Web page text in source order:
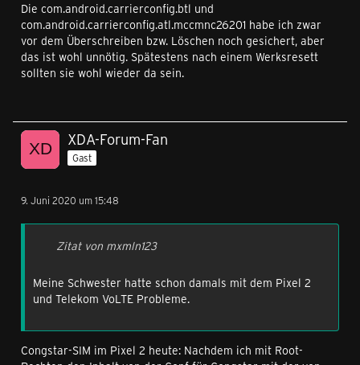
Die com.android.carrierconfig.btl und
com.android.carrierconfig.atl.mccmnc26201 habe ich zwar
vor dem Überschreiben bzw. Löschen noch gesichert, aber
das ist wohl unnötig. Spätestens nach einem Werksresett
sollten sie wohl wieder da sein.
XDA-Forum-Fan
Gast
9. Juni 2020 um 15:48
Zitat von mxmln123
Meine Schwester hatte schon damals mit dem Pixel 2
und Telekom VoLTE Probleme.
Congstar-SIM im Pixel 2 heute: Nachdem ich mit Root-